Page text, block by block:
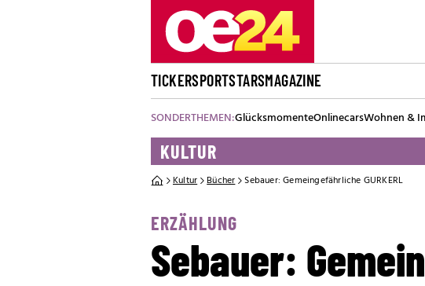
TICKERSPORTSTARSMAGAZINE
SONDERTHEMEN:GlücksmomenteOnlinecarsWohnen &
KULTUR
Kultur Bücher Sebauer: Gemeingefährliche GURKERL
ERZÄHLUNG
Sebauer: